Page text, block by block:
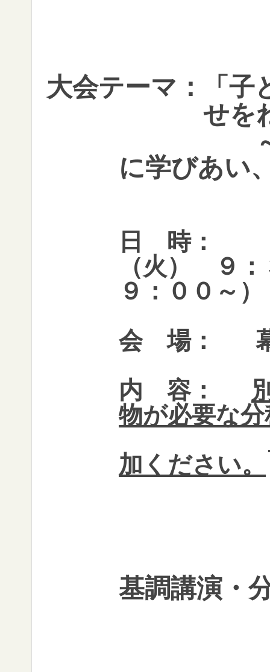
大会テーマ：「子
せを
に学びあ
日 時：
（火） ９：
９：００～）
会 場：
内 容：
物が必要な
加ください。
基調講演・